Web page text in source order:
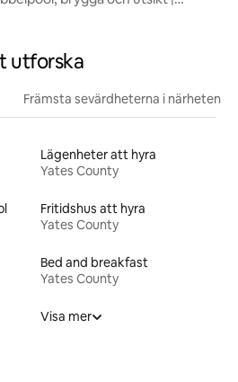
utforska
Främsta sevärdheterna i närheten
Lägenheter att hyra
Yates County
Fritidshus att hyra
Yates County
Bed and breakfast
Yates County
Visa mer